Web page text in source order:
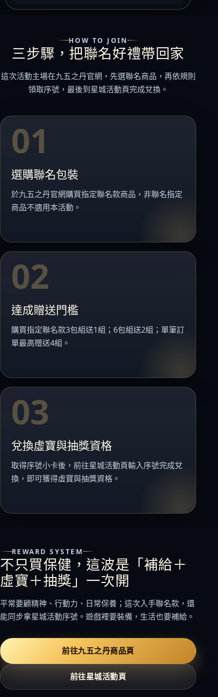
貴妃．蔓越莓益生菌+甘露糖+維他命C
亮妍．美人酵素+穀胱甘肽
皇穩．苦瓜胜肽+酵母鉻
鐵騎．PCTII+葡萄糖胺+軟骨素
黑帝．生物素+鋅+鐵+白首烏
蝦皮全站廣告工具
蝦皮賣家輔助工具
FB粉絲團
客服專線
AM10:00 ~ PM06:00
HOW TO JOIN
三步驟，把聯名好禮帶回家
這次活動主場在九五之丹官網，先選聯名商品，再依規則
領取序號，最後到星城活動頁完成兌換。
01
選購聯名包裝
於九五之丹官網購買指定聯名款商品，非聯名指定
商品不適用本活動。
02
達成贈送門檻
購買指定聯名款3包組送1組；6包組送2組；單筆訂
單最高贈送4組。
03
兌換虛寶與抽獎資格
取得序號小卡後，前往星城活動頁輸入序號完成兌
換，即可獲得虛寶與抽獎資格。
REWARD SYSTEM
不只買保健，這波是「補給＋
虛寶＋抽獎」一次開
平常要顧精神、行動力、日常保養；這次入手聯名款，還
能同步拿星城活動序號。遊戲裡要裝備，生活也要補給。
前往九五之丹商品頁
前往星城活動頁